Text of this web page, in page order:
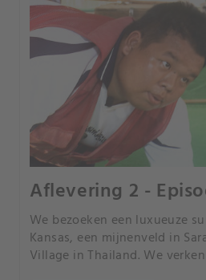
Aflevering 2 -
We bezoeken een luxueuze
Kansas, een mijnenveld in
Village in Thailand. We